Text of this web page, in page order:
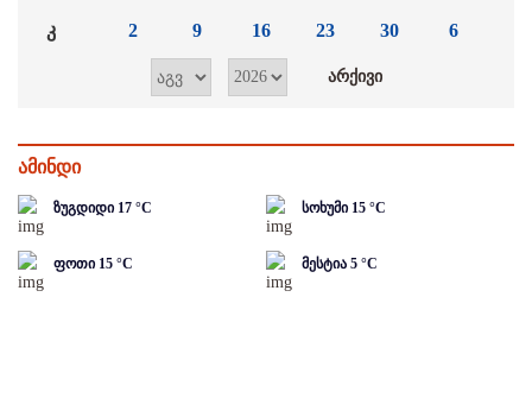
კ 2 9 16 23 30 6
ამინდი
ზუგდიდი 17 °C სოხუმი 15 °C
ფოთი 15 °C მესტია 5 °C